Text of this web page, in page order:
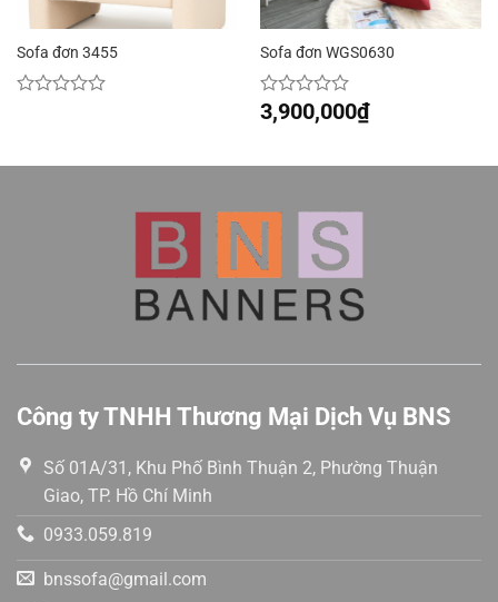
Sofa đơn 3455
0
Sofa đơn WGS0630
Được
xếp
0
3,900,000₫
Công ty TNHH Thương Mại Dịch Vụ BNS
Số 01A/31, Khu Phố Bình Thuận 2, Phường Thuận
Giao, TP. Hồ Chí Minh
0933.059.819
bnssofa@gmail.com